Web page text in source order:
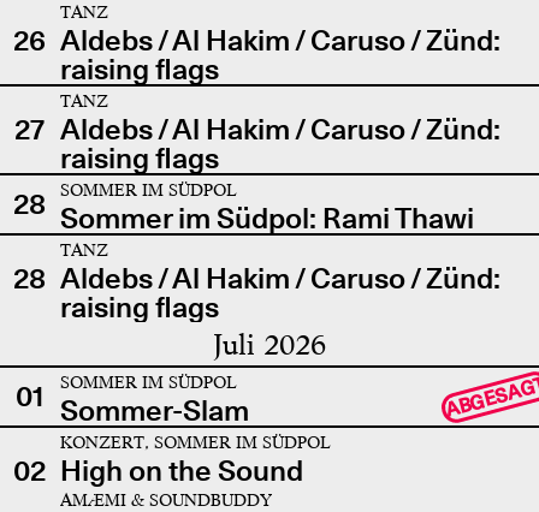
26
TANZ
Aldebs / Al Hakim / Caruso / Zünd:
raising flags
27
TANZ
Aldebs / Al Hakim / Caruso / Zünd:
raising flags
28
SOMMER IM SÜDPOL
Sommer im Südpol: Rami Thawi
28
TANZ
Aldebs / Al Hakim / Caruso / Zünd:
raising flags
Juli 2026
01 SOMMER IM SÜDPOL
Sommer-Slam
02
KONZERT, SOMMER IM SÜDPOL
High on the Sound
AMÆMI & SOUNDBUDDY